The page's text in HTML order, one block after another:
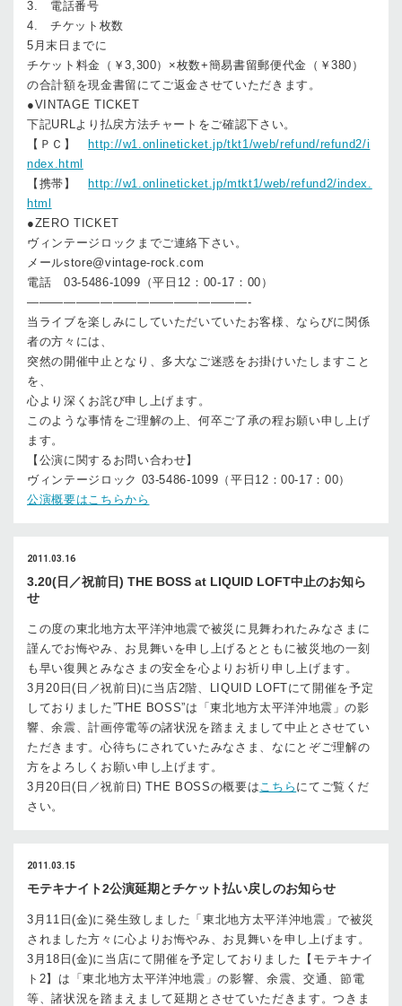
3. 電話番号
4. チケット枚数
5月末日までに
チケット料金（￥3,300）×枚数+簡易書留郵便代金（￥380）
の合計額を現金書留にてご返金させていただきます。
●VINTAGE TICKET
下記URLより払戻方法チャートをご確認下さい。
【ＰＣ】
http://w1.onlineticket.jp/tkt1/web/refund/refund2/i
ndex.html
【携帯】
http://w1.onlineticket.jp/mtkt1/web/refund2/index.
html
●ZERO TICKET
ヴィンテージロックまでご連絡下さい。
メールstore@vintage-rock.com
電話 03-5486-1099（平日12：00-17：00）
——————————————————-
当ライブを楽しみにしていただいていたお客様、ならびに関係
者の方々には、
突然の開催中止となり、多大なご迷惑をお掛けいたしますこと
を、
心より深くお詫び申し上げます。
このような事情をご理解の上、何卒ご了承の程お願い申し上げ
ます。
【公演に関するお問い合わせ】
ヴィンテージロック 03-5486-1099（平日12：00-17：00）
公演概要はこちらから
2011.03.16
3.20(日／祝前日) THE BOSS at LIQUID LOFT中止のお知ら
せ
この度の東北地方太平洋沖地震で被災に見舞われたみなさまに
謹んでお悔やみ、お見舞いを申し上げるとともに被災地の一刻
も早い復興とみなさまの安全を心よりお祈り申し上げます。
3月20日(日／祝前日)に当店2階、LIQUID LOFTにて開催を予定
しておりました”THE BOSS”は「東北地方太平洋沖地震」の影
響、余震、計画停電等の諸状況を踏まえまして中止とさせてい
ただきます。心待ちにされていたみなさま、なにとぞご理解の
方をよろしくお願い申し上げます。
3月20日(日／祝前日) THE BOSSの概要はこちら にてご覧くだ
さい。
2011.03.15
モテキナイト2公演延期とチケット払い戻しのお知らせ
3月11日(金)に発生致しました「東北地方太平洋沖地震」で被災
されました方々に心よりお悔やみ、お見舞いを申し上げます。
3月18日(金)に当店にて開催を予定しておりました【モテキナイ
ト2】は「東北地方太平洋沖地震」の影響、余震、交通、節電
等、諸状況を踏まえまして延期とさせていただきます。つきま